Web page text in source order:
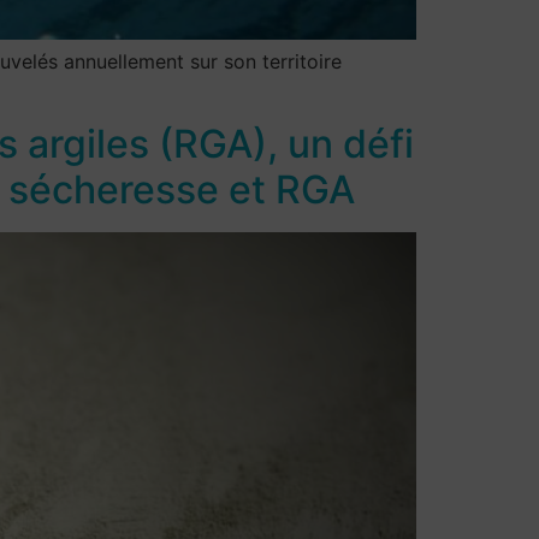
annuellement sur son territoire
argiles (RGA), un défi
et RGA